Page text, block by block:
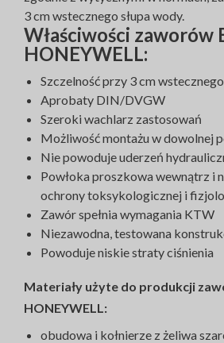
3 cm wstecznego słupa wody.
Właściwości zaworów
HONEYWELL:
Szczelność przy 3 cm
Aprobaty DIN/DVGW
Szeroki wachlarz zastosowań
Możliwość montażu w dowolnej
Nie powoduje uderzeń
Powłoka proszkowa wewnątrz i
ochrony toksykologicznej i
Zawór spełnia wymagania KTW
Niezawodna, testowana
Powoduje niskie straty ciśnienia
Materiały użyte do produkcji
HONEYWELL:
obudowa i kołnierze z żeliwa